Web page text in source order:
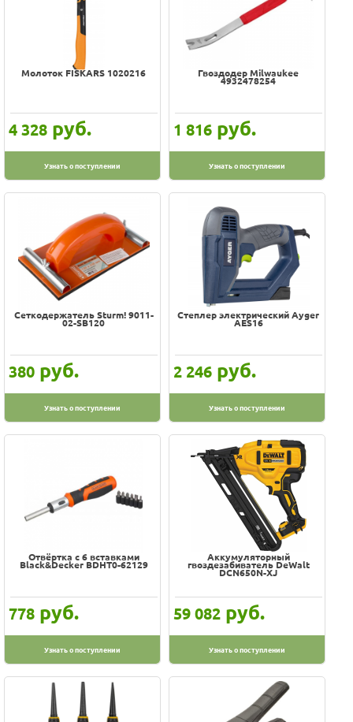
Молоток FISKARS 1020216
4 328 руб.
Узнать о поступлении
Гвоздодер Milwaukee
4932478254
1 816 руб.
Узнать о поступлении
Сеткодержатель Sturm! 9011-
02-SB120
380 руб.
Узнать о поступлении
Степлер электрический Ayger
AES16
2 246 руб.
Узнать о поступлении
Отвёртка с 6 вставками
Black&Decker BDHT0-62129
778 руб.
Узнать о поступлении
Аккумуляторный
гвоздезабиватель DeWalt
DCN650N-XJ
59 082 руб.
Узнать о поступлении